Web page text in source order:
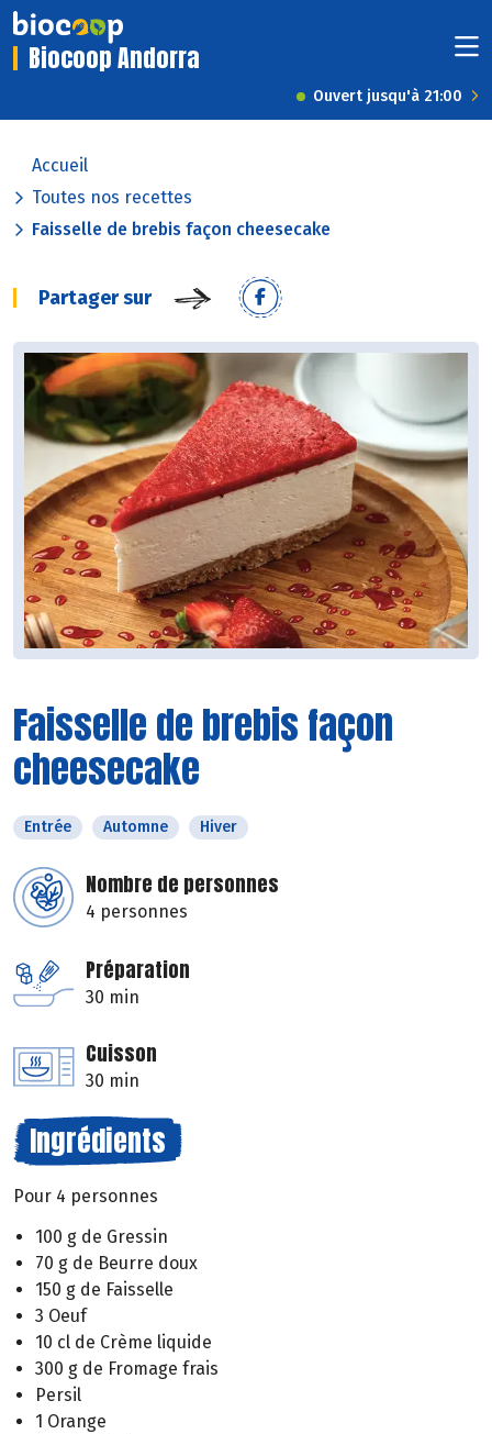
Biocoop Andorra
Ouvert jusqu'à 21:00
Accueil
Toutes nos recettes
Faisselle de brebis façon cheesecake
Partager sur
Faisselle de brebis façon
cheesecake
Entrée Automne Hiver
Nombre de personnes
4 personnes
Préparation
30 min
Cuisson
30 min
Ingrédients
Pour 4 personnes
100 g de Gressin
70 g de Beurre doux
150 g de Faisselle
3 Oeuf
10 cl de Crème liquide
300 g de Fromage frais
Persil
1 Orange